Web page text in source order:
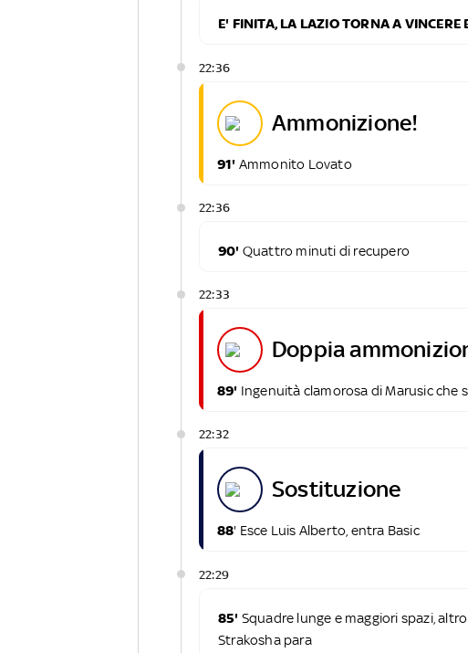
E' FINITA, LA LAZIO TORNA A VINCERE
22:36
ammonizione!
91' Ammonito Lovato
22:36
90' Quattro minuti di recupero
22:33
doppia
89' Ingenuità clamorosa di Marusic che
22:32
sostituzione
88' Esce Luis Alberto, entra Basic
22:29
85' Squadre lunge e maggiori spazi,
Strakosha para